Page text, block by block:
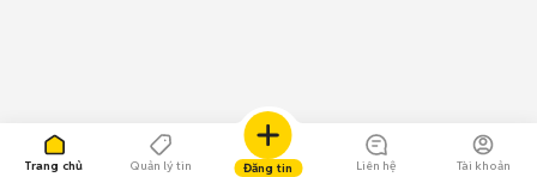
Trang chủ Quản lý tin Đăng tin Liên hệ Tài khoản